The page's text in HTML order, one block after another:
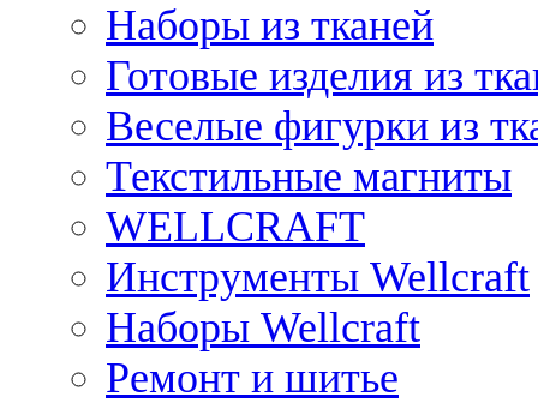
Наборы из тканей
Готовые изделия из
Веселые фигурки из
Текстильные магниты
WELLCRAFT
Инструменты Wellcraft
Наборы Wellcraft
Ремонт и шитье